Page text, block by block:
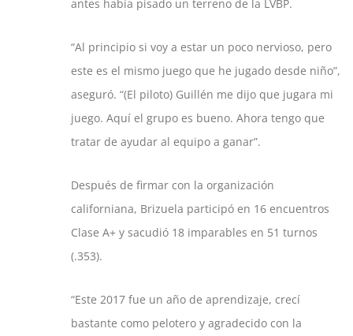
antes había pisado un terreno de la LVBP.
“Al principio si voy a estar un poco nervioso, pero
este es el mismo juego que he jugado desde niño”,
aseguró. “(El piloto) Guillén me dijo que jugara mi
juego. Aquí el grupo es bueno. Ahora tengo que
tratar de ayudar al equipo a ganar”.
Después de firmar con la organización
californiana, Brizuela participó en 16 encuentros
Clase A+ y sacudió 18 imparables en 51 turnos
(.353).
“Este 2017 fue un año de aprendizaje, crecí
bastante como pelotero y agradecido con la